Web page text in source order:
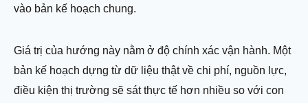
vào bản kế hoạch chung.
Giá trị của hướng này nằm ở độ chính xác vận hành. Một
bản kế hoạch dựng từ dữ liệu thật về chi phí, nguồn lực,
điều kiện thị trường sẽ sát thực tế hơn nhiều so với con